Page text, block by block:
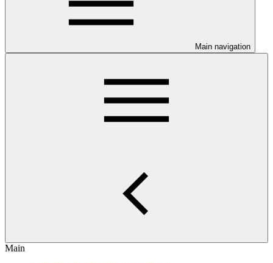
Main navigation
Main